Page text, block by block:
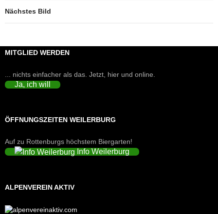
Nächstes Bild
MITGLIED WERDEN
... nichts einfacher als das. Jetzt, hier und online.
Ja, ich will
ÖFFNUNGSZEITEN WEILERBURG
Auf zu Rottenburgs höchstem Biergarten!
Info Weilerburg
ALPENVEREIN AKTIV